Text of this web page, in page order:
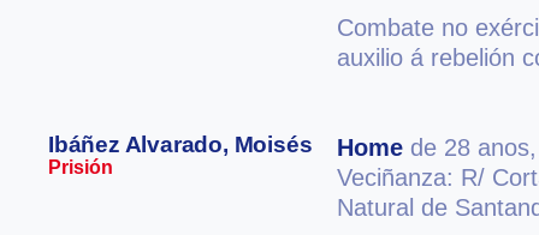
Combate no
auxilio á rebelión
Ibáñez Alvarado, Moisés
Prisión
Home de 28
Veciñanza: R/
Natural de